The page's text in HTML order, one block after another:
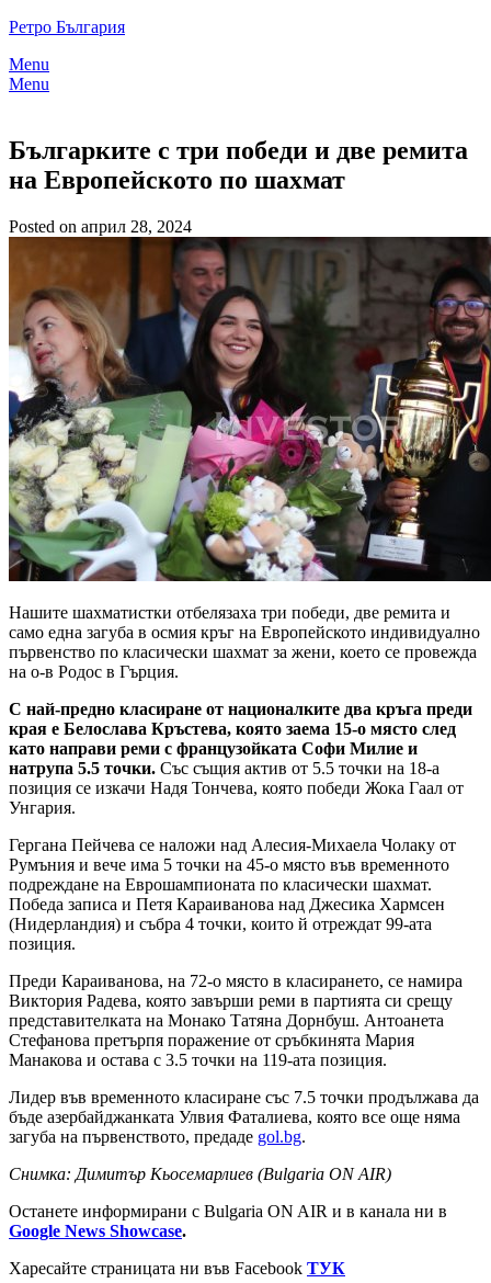
Skip
content
Ретро България
Menu
Menu
Българките с три победи и две ремита
на Европейското по шахмат
Posted on април 28, 2024
Нашите шахматистки отбелязаха три победи, две ремита и
само една загуба в осмия кръг на Европейското индивидуално
първенство по класически шахмат за жени, което се провежда
на о-в Родос в Гърция.
С най-предно класиране от националките два кръга преди
края е Белослава Кръстева, която заема 15-о място след
като направи реми с французойката Софи Милие и
натрупа 5.5 точки. Със същия актив от 5.5 точки на 18-а
позиция се изкачи Надя Тончева, която победи Жока Гаал от
Унгария.
Гергана Пейчева се наложи над Алесия-Михаела Чолаку от
Румъния и вече има 5 точки на 45-о място във временното
подреждане на Еврошампионата по класически шахмат.
Победа записа и Петя Караиванова над Джесика Хармсен
(Нидерландия) и събра 4 точки, които й отреждат 99-ата
позиция.
Преди Караиванова, на 72-о място в класирането, се намира
Виктория Радева, която завърши реми в партията си срещу
представителката на Монако Татяна Дорнбуш. Антоанета
Стефанова претърпя поражение от сръбкинята Мария
Манакова и остава с 3.5 точки на 119-ата позиция.
Лидер във временното класиране със 7.5 точки продължава да
бъде азербайджанката Улвия Фаталиева, която все още няма
загуба на първенството, предаде gol.bg.
Снимка: Димитър Кьосемарлиев (Bulgaria ON AIR)
Останете информирани с Bulgaria ON AIR и в канала ни в
Google News Showcase.
Харесайте страницата ни във Facebook ТУК